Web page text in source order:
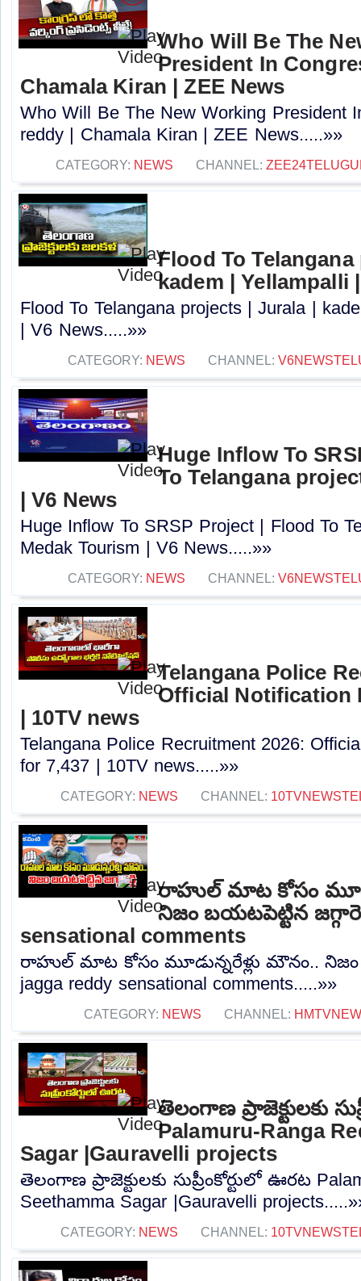
Who Will Be The
President In
Chamala Kiran | ZEE News
Who Will Be The New Working President
reddy | Chamala Kiran | ZEE News.....»»
CATEGORY: NEWS CHANNEL:
Flood To
kadem | Yellampalli
Flood To Telangana projects | Jurala |
| V6 News.....»»
CATEGORY: NEWS CHANNEL:
Huge Inflow To
To Telangana
| V6 News
Huge Inflow To SRSP Project | Flood To
Medak Tourism | V6 News.....»»
CATEGORY: NEWS CHANNEL:
Telangana Police
Official Notification
| 10TV news
Telangana Police Recruitment 2026:
for 7,437 | 10TV news.....»»
CATEGORY: NEWS CHANNEL:
రాహుల్ మాట కోసం
నిజం బయటపెట్టిన
sensational comments
రాహుల్ మాట కోసం మూడున్నరేళ్లు మౌనం.. నిజం
jagga reddy sensational comments.....»»
CATEGORY: NEWS CHANNEL:
తెలంగాణ ప్రాజెక్టులకు
Palamuru-Ranga
Sagar |Gauravelli projects
తెలంగాణ ప్రాజెక్టులకు సుప్రీంకోర్టులో ఊరట
Seethamma Sagar |Gauravelli
CATEGORY: NEWS CHANNEL: